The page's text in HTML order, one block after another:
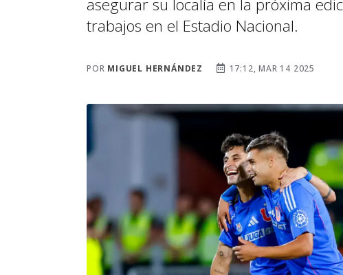
asegurar su localía en la próxima
trabajos en el Estadio Nacional.
POR MIGUEL HERNÁNDEZ 17:12, MAR 14 2025